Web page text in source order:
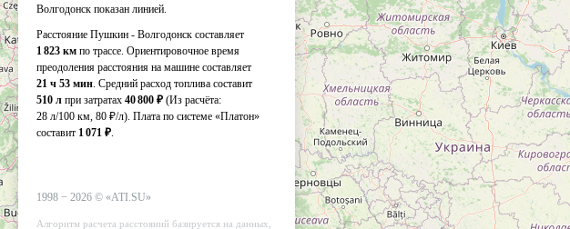
Волгодонск показан линией.
Расстояние Пушкин - Волгодонск составляет
1 823 км по трассе. Ориентировочное время
преодоления расстояния на машине составляет
21 ч 53 мин. Средний расход топлива составит
510 л при затратах 40 800 ₽ (Из расчёта:
28 л/100 км, 80 ₽/л). Плата по системе «Платон»
составит 1 071 ₽.
1998 − 2026 © «ATI.SU»
Алгоритм расчета расстояний базируется на данных,